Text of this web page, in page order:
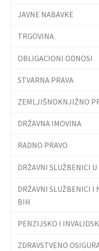
JAVNE NABAVKE
TRGOVINA
OBLIGACIONI ODNOSI
STVARNA PRAVA
ZEMLJIŠNOKNJIŽNO
DRŽAVNA IMOVINA
RADNO PRAVO
DRŽAVNI SLUŽBENICI
DRŽAVNI SLUŽBENICI I
BIH
PENZIJSKO I
ZDRAVSTVENO